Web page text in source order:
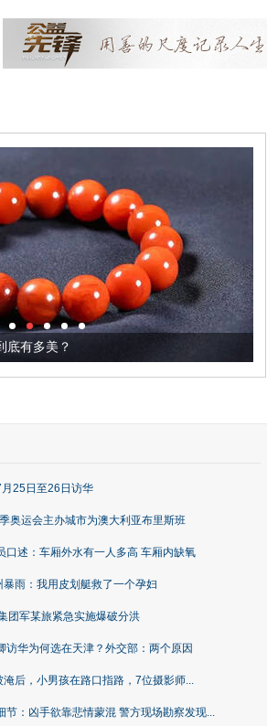
底有多美？
25日至26日访华
奥运会主办城市为澳大利亚布里斯班
口述：车厢外水有一人多高 车厢内缺氧
暴雨：我用皮划艇救了一个孕妇
团军某旅紧急实施爆破分洪
访华为何选在天津？外交部：两个原因
淹后，小男孩在路口指路，7位摄影师...
节：凶手欲靠悲情蒙混 警方现场勘察发现...